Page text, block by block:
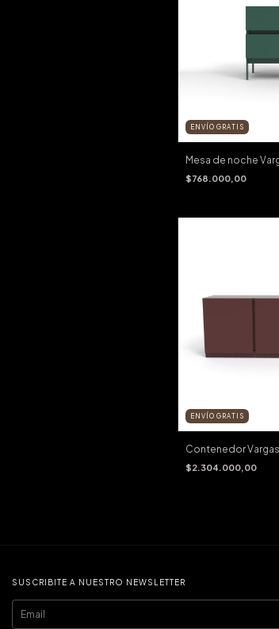
ENVÍO GRATIS
Mesa de noche
$768.000,00
ENVÍO GRATIS
Contenedor
$2.304.000,00
SUSCRIBITE A NUESTRO NEWSLETTER